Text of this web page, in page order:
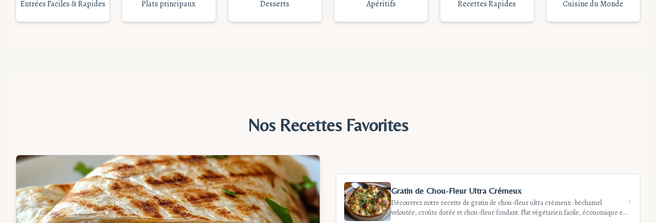
Entrées Faciles & Rapides Plats principaux Desserts Apéritifs Recettes Rapides Cuisine du Monde
Nos Recettes Favorites
Gratin de Chou-Fleur Ultra Crémeux
Découvrez notre recette de gratin de chou-fleur ultra crémeux : béchamel
veloutée, croûte dorée et chou-fleur fondant. Plat végétarien facile, économique et